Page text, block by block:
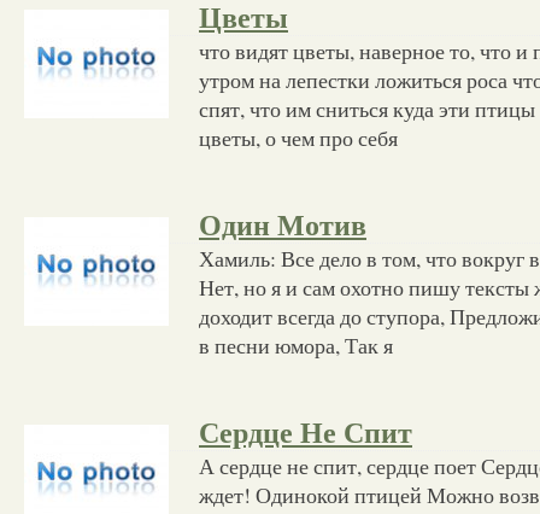
Цветы
что видят цветы, наверное то, что
утром на лепестки ложиться роса
спят, что им сниться куда эти
цветы, о чем про себя
Один Мотив
Хамиль: Все дело в том, что вокруг
Нет, но я и сам охотно пишу тексты
доходит всегда до ступора,
в песни юмора, Так я
Сердце Не Спит
А сердце не спит, сердце поет
ждет! Одинокой птицей Можно